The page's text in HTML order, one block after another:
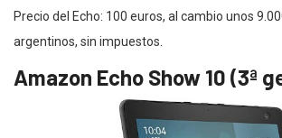
Precio del Echo: 100 euros, al cambio unos
argentinos, sin impuestos.
Amazon Echo Show 10 (3ª